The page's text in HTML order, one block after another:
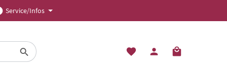
Service/Infos